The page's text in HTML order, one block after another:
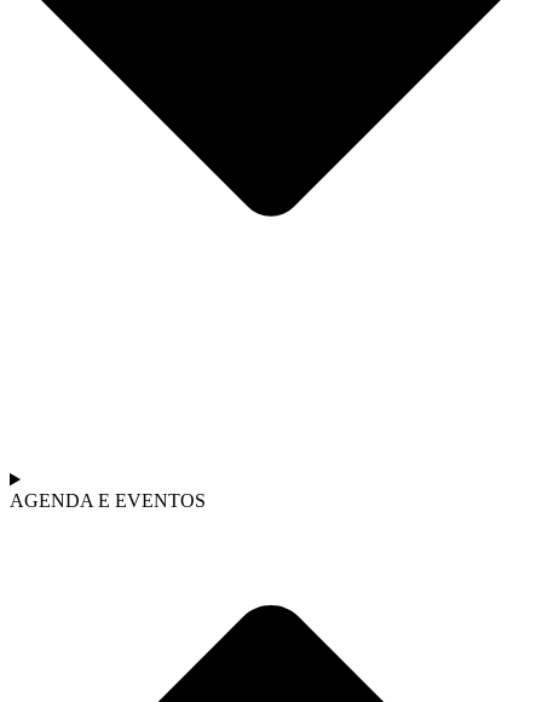
AGENDA E EVENTOS